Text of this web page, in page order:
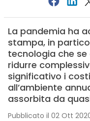
La pandemia ha
stampa, in
tecnologia che
ridurre
significativo i
all’ambiente
assorbita da
Pubblicato il 02 Ott